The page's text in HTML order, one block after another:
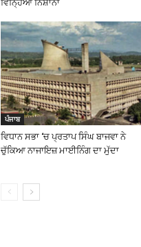
ਵਿੰਨ੍ਹਿਆ ਨਿਸ਼ਾਨਾ
ਪੰਜਾਬ
ਵਿਧਾਨ ਸਭਾ ‘ਚ ਪ੍ਰਤਾਪ ਸਿੰਘ ਬਾਜਵਾ ਨੇ
ਚੁੱਕਿਆ ਨਾਜਾਇਜ਼ ਮਾਈਨਿੰਗ ਦਾ ਮੁੱਦਾ